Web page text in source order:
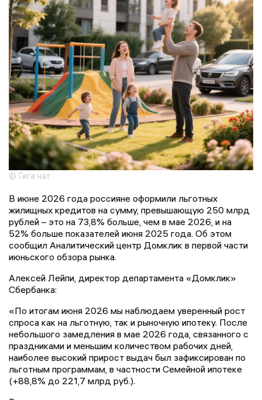
© Гига чат
В июне 2026 года россияне оформили льготных
жилищных кредитов на сумму, превышающую 250 млрд
рублей – это на 73,8% больше, чем в мае 2026, и на
52% больше показателей июня 2025 года. Об этом
сообщил Аналитический центр Домклик в первой части
июньского обзора рынка.
Алексей Лейпи, директор департамента «Домклик»
Сбербанка:
«По итогам июня 2026 мы наблюдаем уверенный рост
спроса как на льготную, так и рыночную ипотеку. После
небольшого замедления в мае 2026 года, связанного с
праздниками и меньшим количеством рабочих дней,
наиболее высокий прирост выдач был зафиксирован по
льготным программам, в частности Семейной ипотеке
(+88,8% до 221,7 млрд руб.).